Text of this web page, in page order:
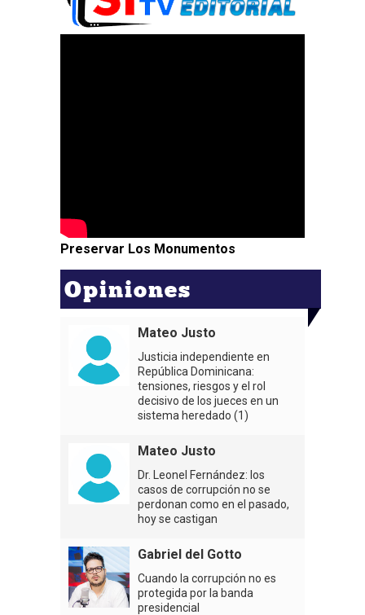
Preservar Los Monumentos
Opiniones
Mateo Justo
Justicia independiente en
República Dominicana:
tensiones, riesgos y el rol
decisivo de los jueces en un
sistema heredado (1)
Mateo Justo
Dr. Leonel Fernández: los
casos de corrupción no se
perdonan como en el pasado,
hoy se castigan
Gabriel del Gotto
Cuando la corrupción no es
protegida por la banda
presidencial